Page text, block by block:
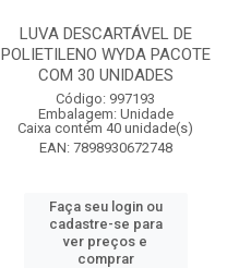
LUVA DESCARTÁVEL DE
POLIETILENO WYDA PACOTE
COM 30 UNIDADES
Código: 997193
Embalagem: Unidade
Caixa contém 40 unidade(s)
EAN: 7898930672748
Faça seu login ou
cadastre-se para
ver preços e
comprar